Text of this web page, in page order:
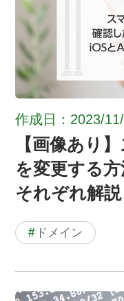
作成日：2023/
【画像あり
を変更する
それぞれ解説
# ドメイン